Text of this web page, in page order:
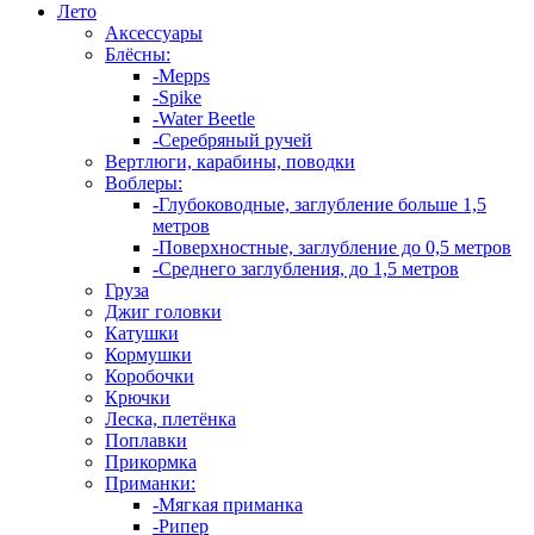
Лето
Аксессуары
Блёсны:
-Mepps
-Spike
-Water Beetle
-Серебряный ручей
Вертлюги, карабины, поводки
Воблеры:
-Глубоководные, заглубление больше 1,5
метров
-Поверхностные, заглубление до 0,5 метров
-Среднего заглубления, до 1,5 метров
Груза
Джиг головки
Катушки
Кормушки
Коробочки
Крючки
Леска, плетёнка
Поплавки
Прикормка
Приманки:
-Мягкая приманка
-Рипер